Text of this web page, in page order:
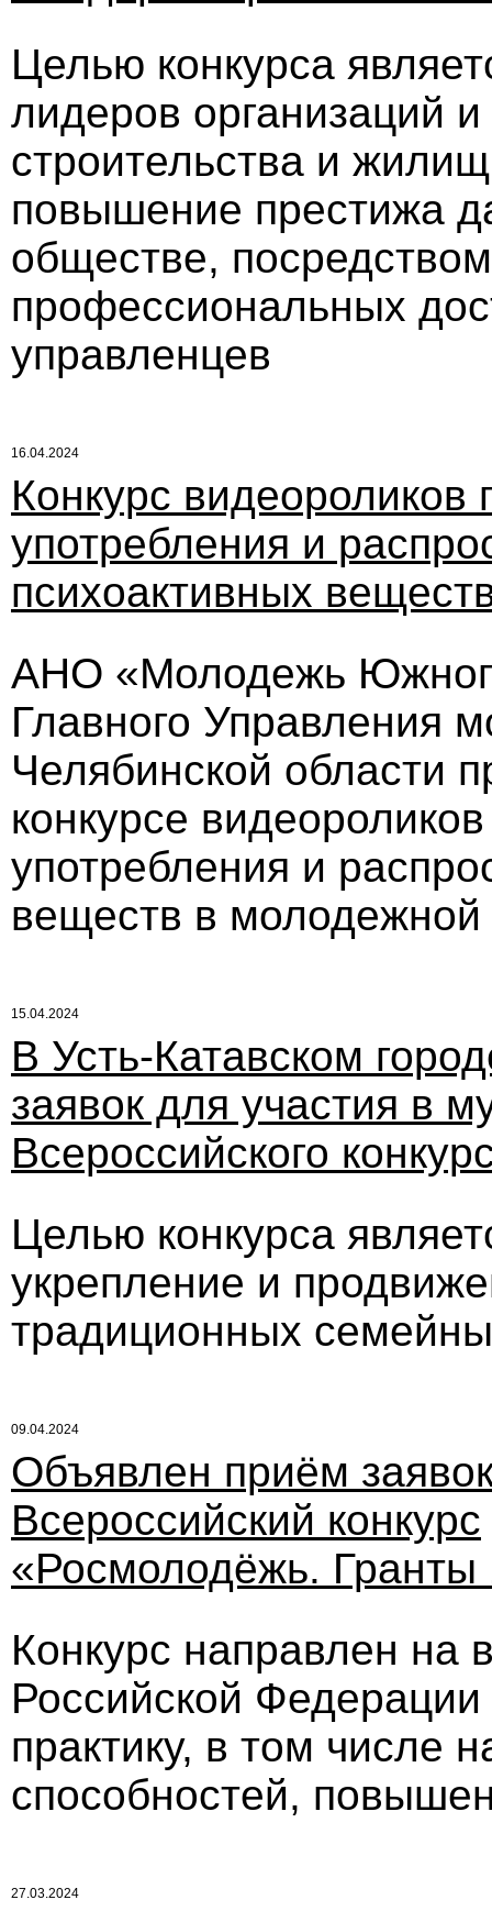
Целью конкурса
лидеров организаций
строительства и
повышение престижа
обществе,
профессиональных
управленцев
16.04.2024
Конкурс видеороликов
употребления и
психоактивных
АНО «Молодежь
Главного Управления
Челябинской области
конкурсе
употребления и
веществ в молодежной
15.04.2024
В Усть-Катавском
заявок для участия в
Всероссийского
Целью конкурса
укрепление и
традиционных
09.04.2024
Объявлен приём
Всероссийский конкурс
«Росмолодёжь. Гранты
Конкурс направлен на
Российской
практику, в том числе
способностей,
27.03.2024